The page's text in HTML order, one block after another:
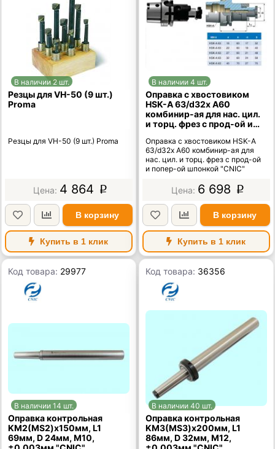
В наличии 2 шт.
Резцы для VH-50 (9 шт.)
Proma
Резцы для VH-50 (9 шт.) Proma
4 864 p
В корзину
Купить в 1 клик
В наличии 4 шт.
Оправка с хвостовиком
HSK-A 63/d32х A60
комбинир-ая для нас. цил.
и торц. фрез с прод-ой и
Оправка с хвостовиком HSK-A
63/d32х A60 комбинир-ая для
нас. цил. и торц. фрез с прод-ой
и попер-ой шпонкой "CNIC"
6 698 p
В корзину
Купить в 1 клик
Код товара: 29977
В наличии 14 шт.
Оправка контрольная
KМ2(MS2)x150мм, L1
69мм, D 24мм, М10,
Код товара: 36356
В наличии 40 шт.
Оправка контрольная
KМ3(MS3)x200мм, L1
86мм, D 32мм, М12,